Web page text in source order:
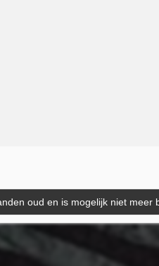
oud en is mogelijk niet meer